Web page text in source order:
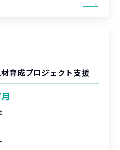
育成プロジェクト支援